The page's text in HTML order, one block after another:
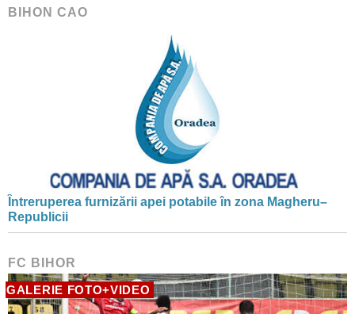
BIHON CAO
Întreruperea furnizării apei potabile în zona Magheru–
Republicii
FC BIHOR
GALERIE FOTO+VIDEO